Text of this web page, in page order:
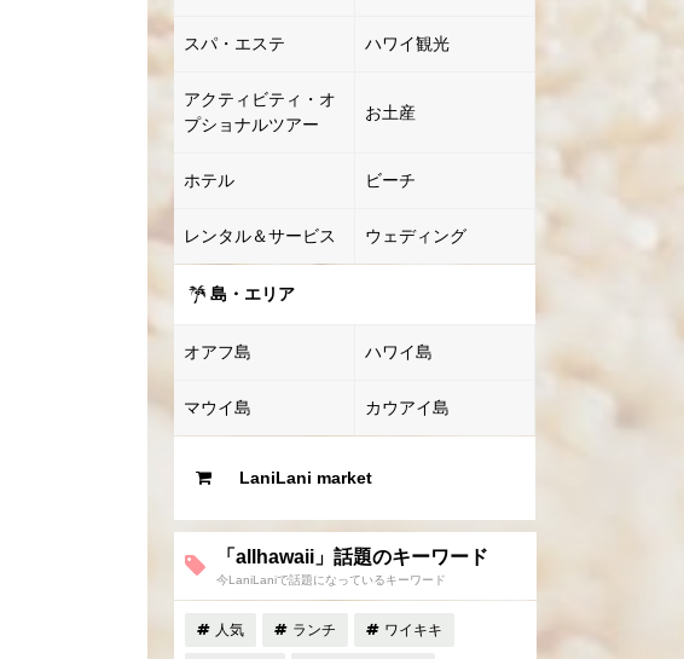
スパ・エステ ハワイ観光
アクティビティ・オ
プショナルツアー
お土産
ホテル ビーチ
レンタル＆サービス ウェディング
島・エリア
オアフ島 ハワイ島
マウイ島 カウアイ島
LaniLani market
「allhawaii」話題のキーワード
今LaniLaniで話題になっているキーワード
人気 ランチ ワイキキ